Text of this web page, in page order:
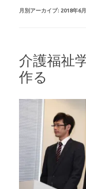
月別アーカイブ: 2018年6月
介護福祉
作る